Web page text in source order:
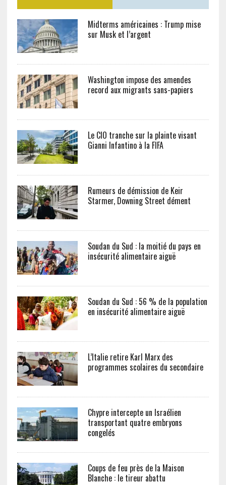
Midterms américaines : Trump mise
sur Musk et l’argent
Washington impose des amendes
record aux migrants sans-papiers
Le CIO tranche sur la plainte visant
Gianni Infantino à la FIFA
Rumeurs de démission de Keir
Starmer, Downing Street dément
Soudan du Sud : la moitié du pays en
insécurité alimentaire aiguë
Soudan du Sud : 56 % de la population
en insécurité alimentaire aiguë
L’Italie retire Karl Marx des
programmes scolaires du secondaire
Chypre intercepte un Israélien
transportant quatre embryons
congelés
Coups de feu près de la Maison
Blanche : le tireur abattu